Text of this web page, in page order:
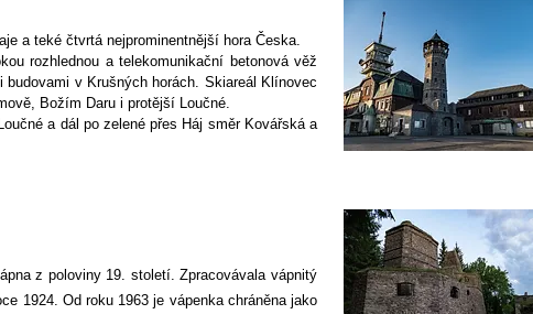
a teké čtvrtá nejprominentnější hora Česka.
rozhlednou a telekomunikační betonová věž
v Krušných horách. Skiareál Klínovec
Božím Daru i protější Loučné.
a dál po zelené přes Háj směr Kovářská a
z poloviny 19. století. Zpracovávala vápnitý
1924. Od roku 1963 je vápenka chráněna jako